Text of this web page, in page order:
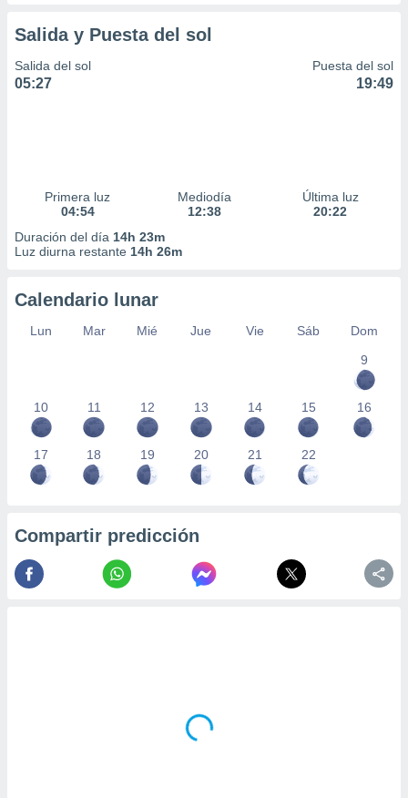
Salida y Puesta del sol
Salida del sol
05:27
Puesta del sol
19:49
Primera luz
04:54
Mediodía
12:38
Última luz
20:22
Duración del día 14h 23m
Luz diurna restante 14h 26m
Calendario lunar
Lun Mar Mié Jue Vie Sáb
Dom
9
10 11 12 13 14 15 16
17 18 19 20 21 22
Compartir predicción